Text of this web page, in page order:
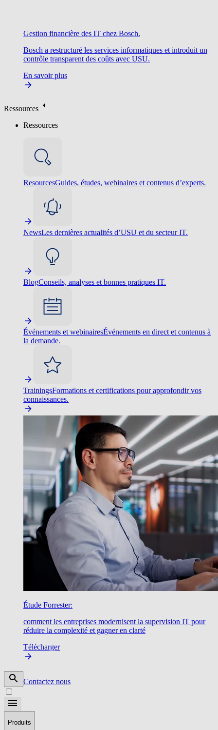
Gestion financière des IT chez Bosch.
Bosch a restructuré les services informatiques et introduit un
contrôle transparent des coûts avec USU.
En savoir plus
Ressources
Ressources
ResourcesGuides, études, webinaires et contenus d’experts.
NewsLes dernières actualités d’USU et du secteur IT.
BlogConseils, analyses et bonnes pratiques IT.
Événements et webinairesÉvénements en direct et contenus à
la demande.
TrainingsFormations et certifications pour approfondir vos
connaissances.
Étude Forrester:
comment les entreprises modernisent la supervision IT pour
réduire la complexité et gagner en clarté
Télécharger
Contactez nous
Produits